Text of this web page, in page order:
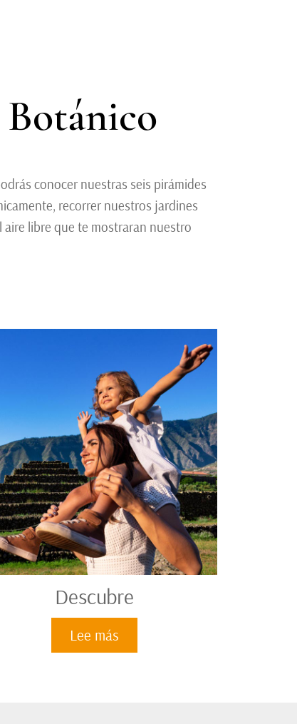
conocer nuestras seis pirámides
recorrer nuestros jardines
libre que te mostraran nuestro
Descubre
Lee más